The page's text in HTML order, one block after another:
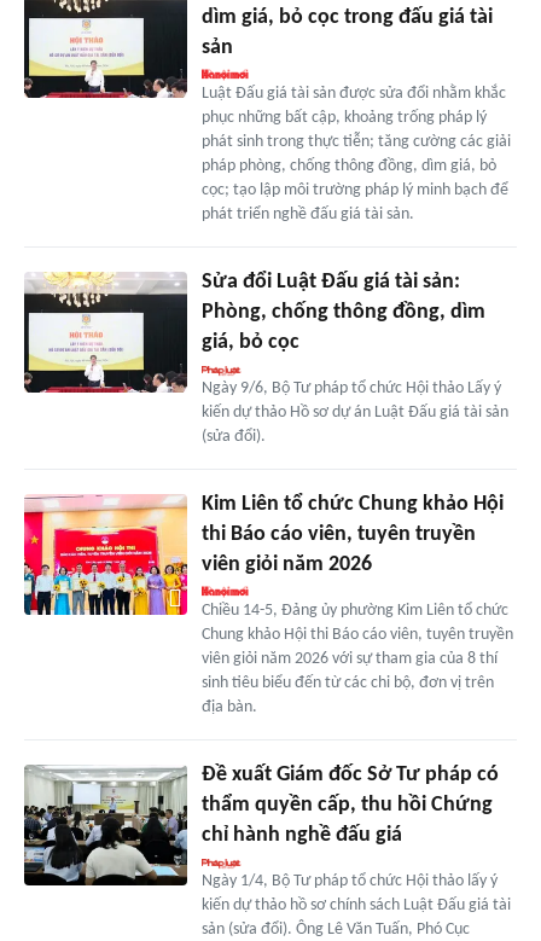
dìm giá, bỏ cọc trong đấu giá tài
sản
Luật Đấu giá tài sản được sửa đổi nhằm khắc
phục những bất cập, khoảng trống pháp lý
phát sinh trong thực tiễn; tăng cường các giải
pháp phòng, chống thông đồng, dìm giá, bỏ
cọc; tạo lập môi trường pháp lý minh bạch để
phát triển nghề đấu giá tài sản.
Sửa đổi Luật Đấu giá tài sản:
Phòng, chống thông đồng, dìm
giá, bỏ cọc
Ngày 9/6, Bộ Tư pháp tổ chức Hội thảo Lấy ý
kiến dự thảo Hồ sơ dự án Luật Đấu giá tài sản
(sửa đổi).
Kim Liên tổ chức Chung khảo Hội
thi Báo cáo viên, tuyên truyền
viên giỏi năm 2026
Chiều 14-5, Đảng ủy phường Kim Liên tổ chức
Chung khảo Hội thi Báo cáo viên, tuyên truyền
viên giỏi năm 2026 với sự tham gia của 8 thí
sinh tiêu biểu đến từ các chi bộ, đơn vị trên
địa bàn.
Đề xuất Giám đốc Sở Tư pháp có
thẩm quyền cấp, thu hồi Chứng
chỉ hành nghề đấu giá
Ngày 1/4, Bộ Tư pháp tổ chức Hội thảo lấy ý
kiến dự thảo hồ sơ chính sách Luật Đấu giá tài
sản (sửa đổi). Ông Lê Văn Tuấn, Phó Cục